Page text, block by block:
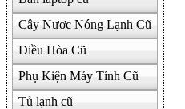
Cây Nươc Nóng Lạnh Cũ
Điều Hòa Cũ
Phụ Kiện Máy Tính Cũ
Tủ lạnh cũ